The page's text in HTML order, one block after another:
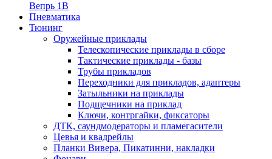
Вепрь 1В
Пневматика
Тюнинг
Оружейные приклады
Телескопические приклады в сборе
Тактические приклады - базы
Трубы прикладов
Переходники для прикладов, адаптеры
Затыльники на приклады
Подщечники на приклад
Ключи, контргайки, фиксаторы
ДТК, саундмодераторы и пламегасители
Цевья и квадрейлы
Планки Вивера, Пикатинни, накладки